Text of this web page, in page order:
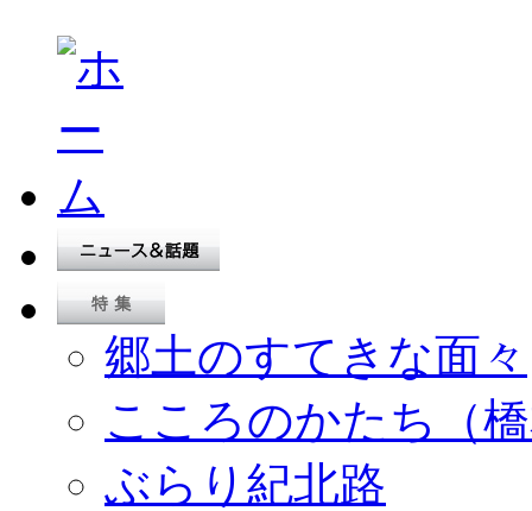
郷土のすてきな面々
こころのかたち（
ぶらり紀北路